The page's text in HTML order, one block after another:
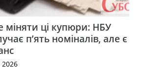
міняти ці купюри: НБУ
п’ять номіналів, але є
2026